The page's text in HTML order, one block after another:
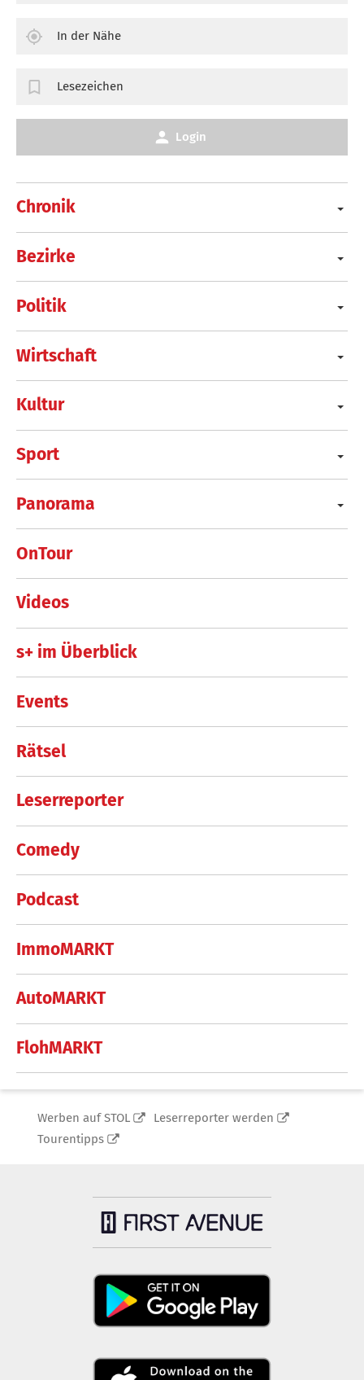
Chronik
Bezirke
Politik
Wirtschaft
Kultur
Sport
Panorama
OnTour
Videos
s+ im Überblick
Events
Rätsel
Leserreporter
Comedy
Podcast
ImmoMARKT
AutoMARKT
FlohMARKT
In der Nähe
Lesezeichen
Login
Werben auf STOL
Leserreporter werden
Tourentipps